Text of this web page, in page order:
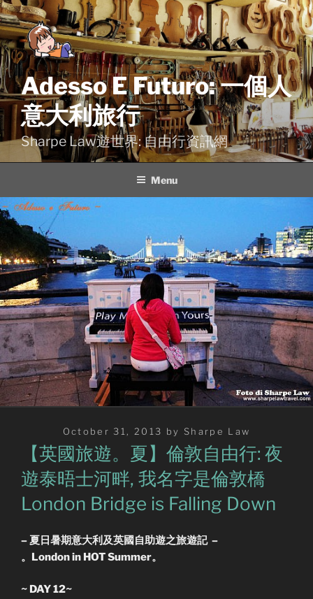
Skip
to
content
Adesso E Futuro: 一個人
意大利旅行
Sharpe Law遊世界: 自由行資訊網
Menu
Posted
on
October 31, 2013 by Sharpe Law
【英國旅遊。夏】倫敦自由行: 夜
遊泰晤士河畔, 我名字是倫敦橋
London Bridge is Falling Down
– 夏日暑期意大利及英國自助遊之旅遊記 –
。London in HOT Summer。
~ DAY 12~